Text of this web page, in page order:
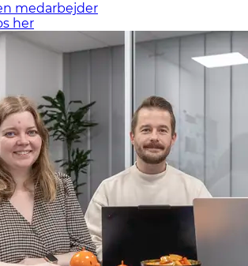
medarbejder
her